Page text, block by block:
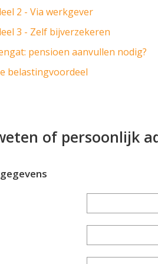
2 - Via werkgever
3 - Zelf bijverzekeren
pensioen aanvullen nodig?
belastingvoordeel
of persoonlijk